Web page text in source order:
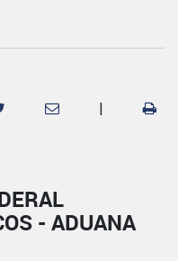
|
- ADUANA